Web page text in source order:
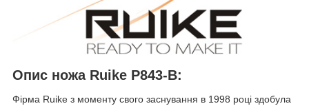
Опис ножа Ruike P843-B:
Фірма Ruike з моменту свого заснування в 1998 році здобула